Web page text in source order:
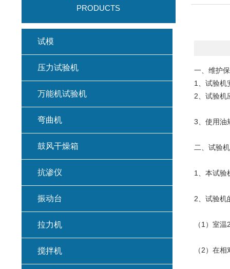
一、维护
1、试验机
2、试验机
3、使用油
二、试验
1、本试验
2、试验机
（1）室
（2）在
PRODUCTS
试模
压力试验机
万能机试验机
弯曲机
鼓风干燥箱
抗渗仪
振动台
拉力机
搅拌机